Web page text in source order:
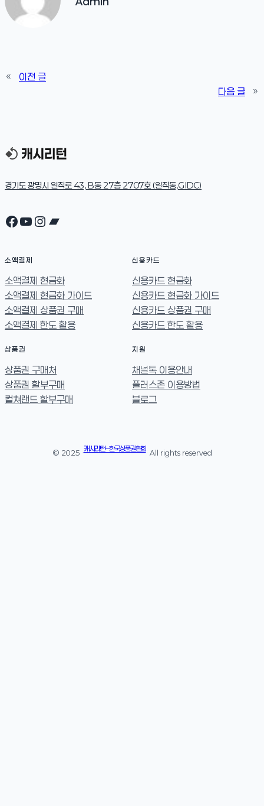
«
이전 글
다음 글
»
경기도 광명시 일직로 43, B동 27층 2707호 (일직동,GIDC)
Facebook
YouTube
Instagram
Bandcamp
소액결제
소액결제 현금화
소액결제 현금화 가이드
소액결제 상품권 구매
소액결제 한도 활용
신용카드
신용카드 현금화
신용카드 현금화 가이드
신용카드 상품권 구매
신용카드 한도 활용
상품권
상품권 구매처
상품권 할부구매
컬쳐랜드 할부구매
지원
채널톡 이용안내
플러스존 이용방법
블로그
© 2025 ·
캐시리턴 – 한국상품권협회
· All rights reserved